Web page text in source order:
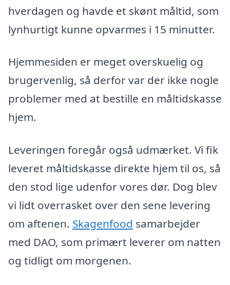
hverdagen og havde et skønt måltid, som
lynhurtigt kunne opvarmes i 15 minutter.
Hjemmesiden er meget overskuelig og
brugervenlig, så derfor var der ikke nogle
problemer med at bestille en måltidskasse
hjem.
Leveringen foregår også udmærket. Vi fik
leveret måltidskasse direkte hjem til os, så
den stod lige udenfor vores dør. Dog blev
vi lidt overrasket over den sene levering
om aftenen. Skagenfood samarbejder
med DAO, som primært leverer om natten
og tidligt om morgenen.